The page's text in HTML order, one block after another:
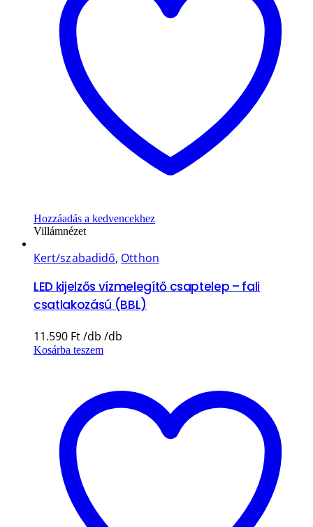
Hozzáadás a kedvencekhez
Villámnézet
Kert/szabadidő, Otthon
LED kijelzős vízmelegítő csaptelep – fali
csatlakozású (BBL)
11.590 Ft
Kosárba teszem